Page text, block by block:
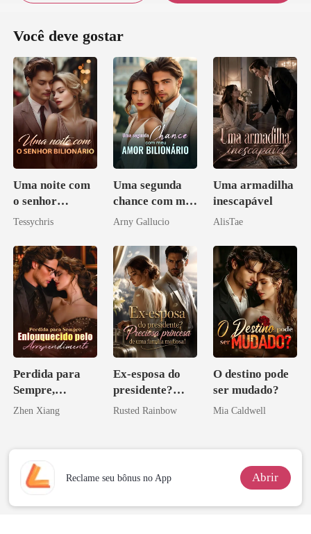
Você deve gostar
Uma noite com
o senhor
Bilionário
Tessychris
Uma segunda
chance com meu
amor bilionário
Arny Gallucio
Uma armadilha
inescapável
AlisTae
Perdida para
Sempre,
Enlouquecido
o
Zhen Xiang
Ex-esposa do
presidente?
Preciosa
mafiosa!
Rusted Rainbow
O destino pode
ser mudado?
Mia Caldwell
Reclame seu bônus no App Abrir